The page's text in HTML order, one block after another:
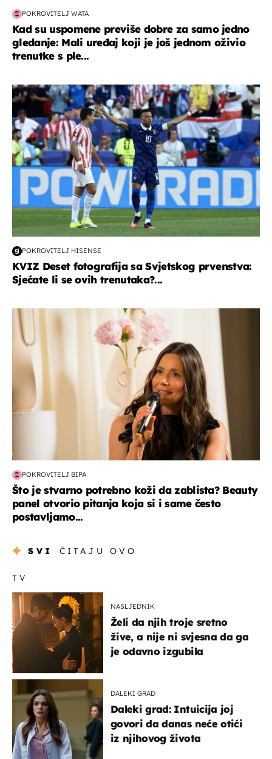
POKROVITELJ WATA
Kad su uspomene previše dobre za samo jedno
gledanje: Mali uređaj koji je još jednom oživio
trenutke s ple...
svjetsko prvenstvo 2026
POKROVITELJ HISENSE
KVIZ Deset fotografija sa Svjetskog prvenstva:
Sjećate li se ovih trenutaka?...
moda & ljepota
POKROVITELJ BIPA
Što je stvarno potrebno koži da zablista? Beauty
panel otvorio pitanja koja si i same često
postavljamo...
SVI ČITAJU OVO
TV
NASLJEDNIK
Želi da njih troje sretno
žive, a nije ni svjesna da ga
je odavno izgubila
DALEKI GRAD
Daleki grad: Intuicija joj
govori da danas neće otići
iz njihovog života